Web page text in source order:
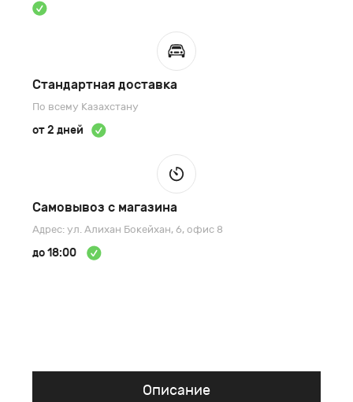
Стандартная доставка
По всему Казахстану
от 2 дней
Самовывоз с магазина
Адрес: ул. Алихан Бокейхан, 6, офис 8
до 18:00
Описание